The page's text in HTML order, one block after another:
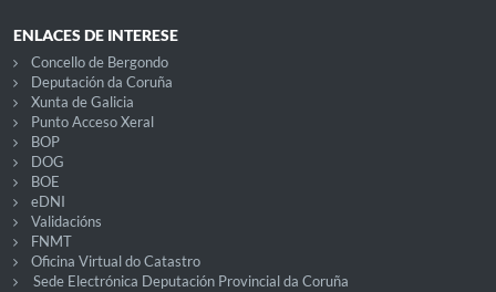
ENLACES DE INTERESE
Concello de Bergondo
Deputación da Coruña
Xunta de Galicia
Punto Acceso Xeral
BOP
DOG
BOE
eDNI
Validacións
FNMT
Oficina Virtual do Catastro
Sede Electrónica Deputación Provincial da Coruña